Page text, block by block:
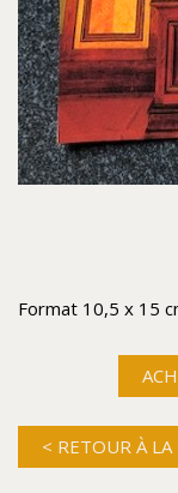
Format 10,5 x 15
< RETOUR À